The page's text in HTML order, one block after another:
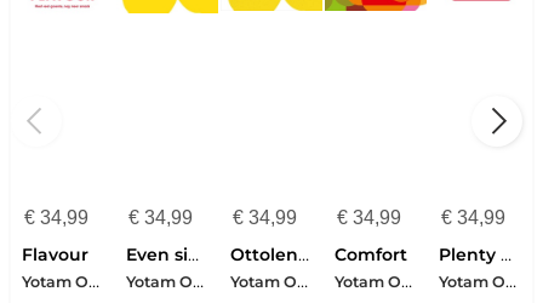
€34,99
Flavour
Yotam Ottolenghi
€34,99
Even simpel
Yotam Ottolenghi
€ 34,99
Ottolenghi SIMPLE TOO
Yotam Ottolenghi
€ 34,99
Comfort
Yotam Ottolenghi-Helen Goh
€ 34,99
Plenty more
Yotam Ottolenghi